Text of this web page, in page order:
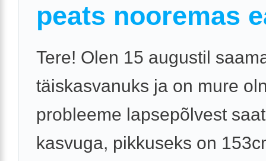
peats nooremas
Tere! Olen 15 augustil
täiskasvanuks ja on mure
probleeme lapsepõlvest
kasvuga, pikkuseks on